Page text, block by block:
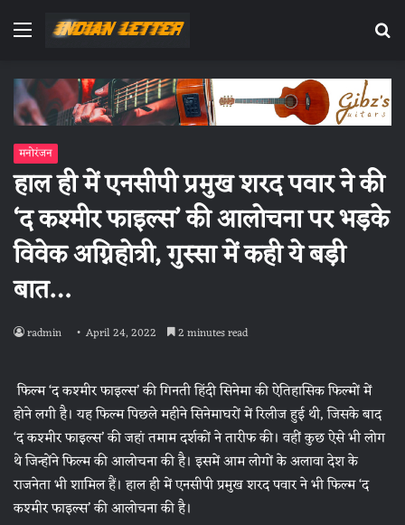
Menu
मनोरंजन
हाल ही में एनसीपी प्रमुख शरद पवार ने की
‘द कश्मीर फाइल्स’ की आलोचना पर भड़के
विवेक अग्निहोत्री, गुस्सा में कही ये बड़ी
बात…
radmin April 24, 2022 2 minutes read
फिल्म ‘द कश्मीर फाइल्स’ की गिनती हिंदी सिनेमा की ऐतिहासिक फिल्मों में
होने लगी है। यह फिल्म पिछले महीने सिनेमाघरों में रिलीज हुई थी, जिसके बाद
‘द कश्मीर फाइल्स’ की जहां तमाम दर्शकों ने तारीफ की। वहीं कुछ ऐसे भी लोग
थे जिन्होंने फिल्म की आलोचना की है। इसमें आम लोगों के अलावा देश के
राजनेता भी शामिल हैं। हाल ही में एनसीपी प्रमुख शरद पवार ने भी फिल्म ‘द
कश्मीर फाइल्स’ की आलोचना की है।